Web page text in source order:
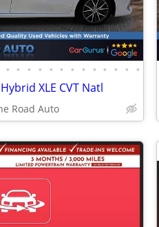
• • • • • • • • • • • • •
XLE CVT Natl
Road Auto